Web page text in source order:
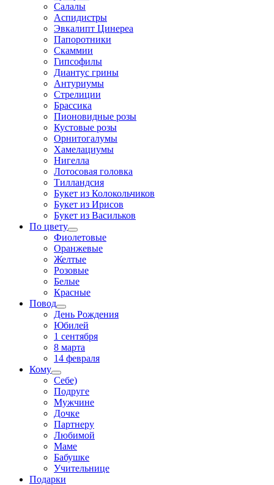
Салалы
Аспидистры
Эвкалипт Цинереа
Папоротники
Скаммии
Гипсофилы
Диантус грины
Антуриумы
Стрелиции
Брассика
Пионовидные розы
Кустовые розы
Орнитогалумы
Хамелациумы
Нигелла
Лотосовая головка
Тилландсия
Букет из Колокольчиков
Букет из Ирисов
Букет из Васильков
По цвету
Фиолетовые
Оранжевые
Желтые
Розовые
Белые
Красные
Повод
День Рождения
Юбилей
1 сентября
8 марта
14 февраля
Кому
Себе)
Подруге
Мужчине
Дочке
Партнеру
Любимой
Маме
Бабушке
Учительнице
Подарки